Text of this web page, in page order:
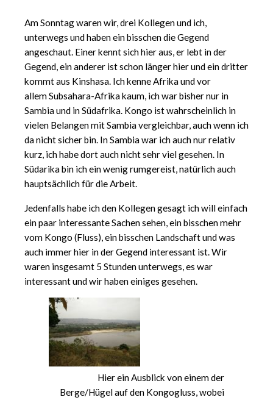
Am Sonntag waren wir, drei Kollegen und ich,
unterwegs und haben ein bisschen die Gegend
angeschaut. Einer kennt sich hier aus, er lebt in der
Gegend, ein anderer ist schon länger hier und ein dritter
kommt aus Kinshasa. Ich kenne Afrika und vor
allem Subsahara-Afrika kaum, ich war bisher nur in
Sambia und in Südafrika. Kongo ist wahrscheinlich in
vielen Belangen mit Sambia vergleichbar, auch wenn ich
da nicht sicher bin. In Sambia war ich auch nur relativ
kurz, ich habe dort auch nicht sehr viel gesehen. In
Südarika bin ich ein wenig rumgereist, natürlich auch
hauptsächlich für die Arbeit.
Jedenfalls habe ich den Kollegen gesagt ich will einfach
ein paar interessante Sachen sehen, ein bisschen mehr
vom Kongo (Fluss), ein bisschen Landschaft und was
auch immer hier in der Gegend interessant ist. Wir
waren insgesamt 5 Stunden unterwegs, es war
interessant und wir haben einiges gesehen.
Hier ein Ausblick von einem der
Berge/Hügel auf den Kongogluss, wobei